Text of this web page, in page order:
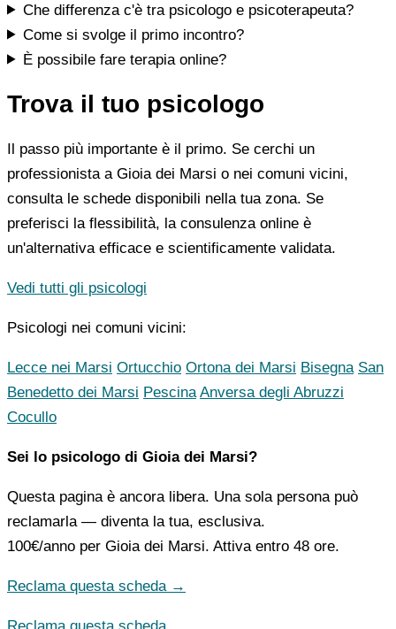
Che differenza c'è tra psicologo e psicoterapeuta?
Come si svolge il primo incontro?
È possibile fare terapia online?
Trova il tuo psicologo
Il passo più importante è il primo. Se cerchi un
professionista a Gioia dei Marsi o nei comuni vicini,
consulta le schede disponibili nella tua zona. Se
preferisci la flessibilità, la consulenza online è
un'alternativa efficace e scientificamente validata.
Vedi tutti gli psicologi
Psicologi nei comuni vicini:
Lecce nei Marsi Ortucchio Ortona dei Marsi Bisegna San
Benedetto dei Marsi Pescina Anversa degli Abruzzi
Cocullo
Sei lo psicologo di Gioia dei Marsi?
Questa pagina è ancora libera. Una sola persona può
reclamarla — diventa la tua, esclusiva.
100€/anno per Gioia dei Marsi. Attiva entro 48 ore.
Reclama questa scheda →